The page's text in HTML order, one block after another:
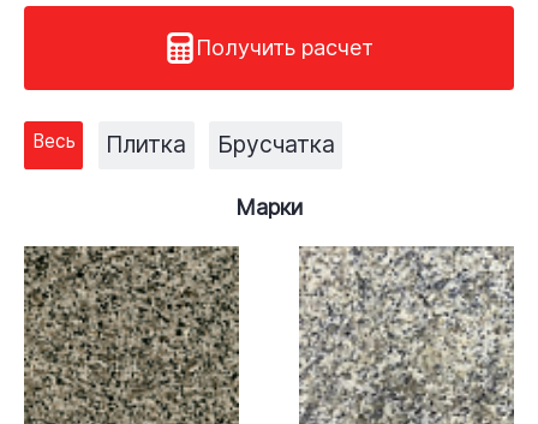
Получить расчет
Весь Плитка Брусчатка
Марки